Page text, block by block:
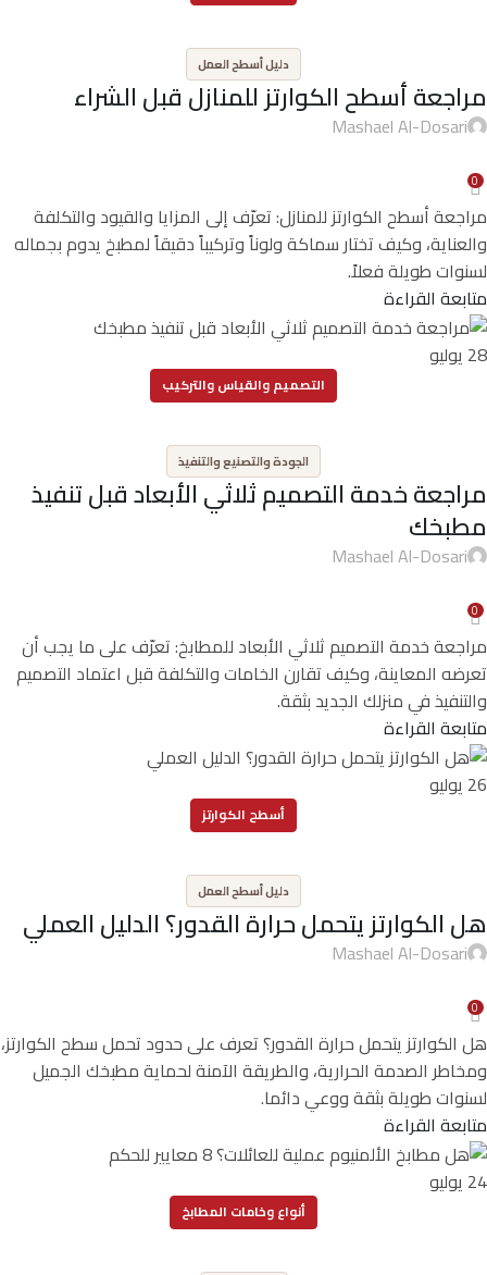
دليل أسطح العمل
مراجعة أسطح الكوارتز للمنازل قبل الشراء
Mashael Al-Dosari
0
مراجعة أسطح الكوارتز للمنازل: تعرّف إلى المزايا والقيود والتكلفة
والعناية، وكيف تختار سماكة ولوناً وتركيباً دقيقاً لمطبخ يدوم بجماله
لسنوات طويلة فعلاً.
متابعة القراءة
28 يوليو
التصميم والقياس والتركيب
الجودة والتصنيع والتنفيذ
مراجعة خدمة التصميم ثلاثي الأبعاد قبل تنفيذ
مطبخك
Mashael Al-Dosari
0
مراجعة خدمة التصميم ثلاثي الأبعاد للمطابخ: تعرّف على ما يجب أن
تعرضه المعاينة، وكيف تقارن الخامات والتكلفة قبل اعتماد التصميم
والتنفيذ في منزلك الجديد بثقة.
متابعة القراءة
26 يوليو
أسطح الكوارتز
دليل أسطح العمل
هل الكوارتز يتحمل حرارة القدور؟ الدليل العملي
Mashael Al-Dosari
0
هل الكوارتز يتحمل حرارة القدور؟ تعرف على حدود تحمل سطح الكوارتز،
ومخاطر الصدمة الحرارية، والطريقة الآمنة لحماية مطبخك الجميل
لسنوات طويلة بثقة ووعي دائما.
متابعة القراءة
24 يوليو
أنواع وخامات المطابخ